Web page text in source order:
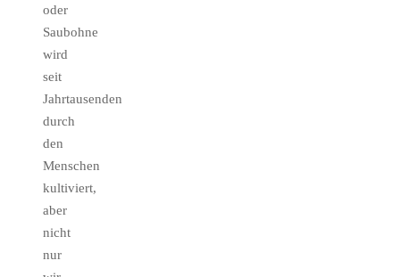
oder
Saubohne
wird
seit
Jahrtausenden
durch
den
Menschen
kultiviert,
aber
nicht
nur